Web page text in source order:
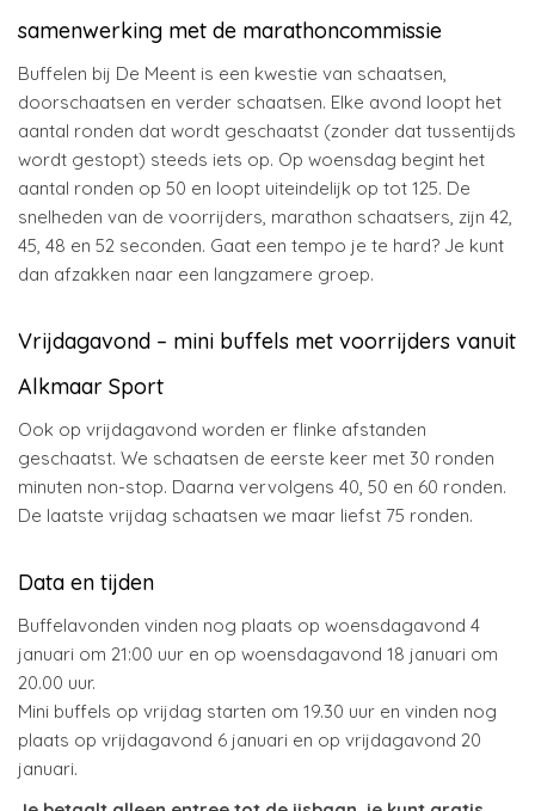
samenwerking met de marathoncommissie
Buffelen bij De Meent is een kwestie van schaatsen,
doorschaatsen en verder schaatsen. Elke avond loopt het
aantal ronden dat wordt geschaatst (zonder dat tussentijds
wordt gestopt) steeds iets op. Op woensdag begint het
aantal ronden op 50 en loopt uiteindelijk op tot 125. De
snelheden van de voorrijders, marathon schaatsers, zijn 42,
45, 48 en 52 seconden. Gaat een tempo je te hard? Je kunt
dan afzakken naar een langzamere groep.
Vrijdagavond – mini buffels met voorrijders vanuit
Alkmaar Sport
Ook op vrijdagavond worden er flinke afstanden
geschaatst. We schaatsen de eerste keer met 30 ronden
minuten non-stop. Daarna vervolgens 40, 50 en 60 ronden.
De laatste vrijdag schaatsen we maar liefst 75 ronden.
Data en tijden
Buffelavonden vinden nog plaats op woensdagavond 4
januari om 21:00 uur en op woensdagavond 18 januari om
20.00 uur.
Mini buffels op vrijdag starten om 19.30 uur en vinden nog
plaats op vrijdagavond 6 januari en op vrijdagavond 20
januari.